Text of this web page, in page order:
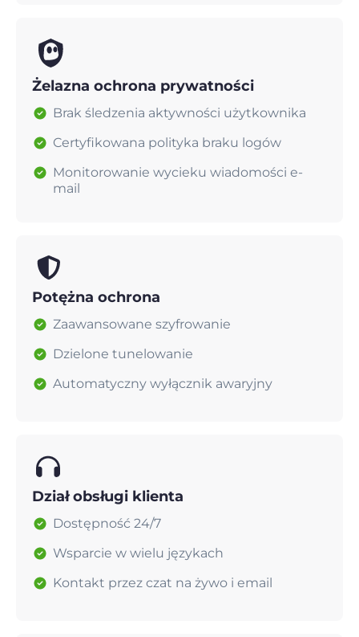
Żelazna ochrona prywatności
Brak śledzenia aktywności użytkownika
Certyfikowana polityka braku logów
Monitorowanie wycieku wiadomości e-
mail
Potężna ochrona
Zaawansowane szyfrowanie
Dzielone tunelowanie
Automatyczny wyłącznik awaryjny
Dział obsługi klienta
Dostępność 24/7
Wsparcie w wielu językach
Kontakt przez czat na żywo i email